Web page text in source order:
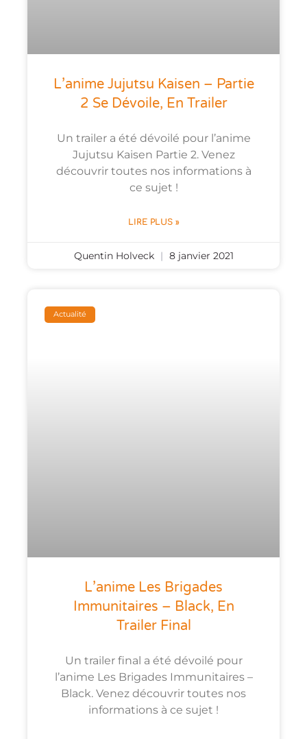
L’anime Jujutsu Kaisen – Partie
2 Se Dévoile, En Trailer
Un trailer a été dévoilé pour l’anime
Jujutsu Kaisen Partie 2. Venez
découvrir toutes nos informations à
ce sujet !
LIRE PLUS »
Quentin Holveck 8 janvier 2021
Actualité
L’anime Les Brigades
Immunitaires – Black, En
Trailer Final
Un trailer final a été dévoilé pour
l’anime Les Brigades Immunitaires –
Black. Venez découvrir toutes nos
informations à ce sujet !